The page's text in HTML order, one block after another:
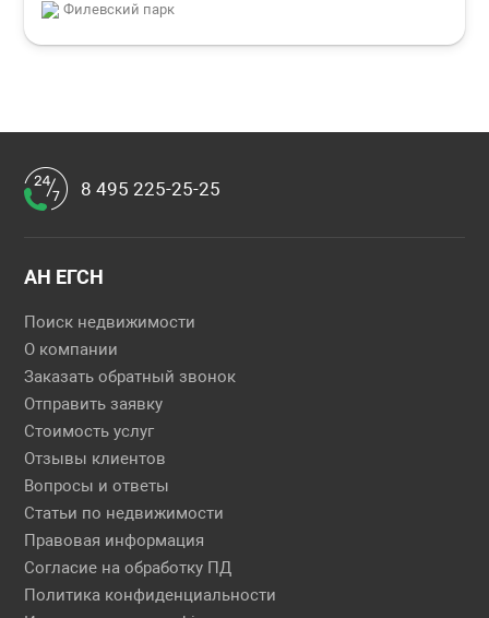
Филевский парк
8 495 225-25-25
АН ЕГСН
Поиск недвижимости
О компании
Заказать обратный звонок
Отправить заявку
Стоимость услуг
Отзывы клиентов
Вопросы и ответы
Статьи по недвижимости
Правовая информация
Согласие на обработку ПД
Политика конфиденциальности